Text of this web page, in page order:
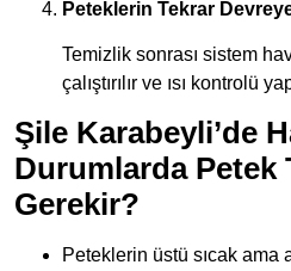
Peteklerin Tekrar
Temizlik sonrası sistem
çalıştırılır ve ısı kontrolü
Şile Karabeyli’de
Durumlarda Petek
Gerekir?
Peteklerin üstü sıcak ama